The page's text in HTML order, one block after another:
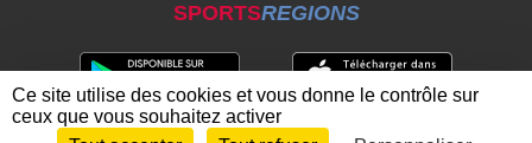
SPORTSREGIONS
Ce site utilise des cookies et vous donne le contrôle sur
ceux que vous souhaitez activer